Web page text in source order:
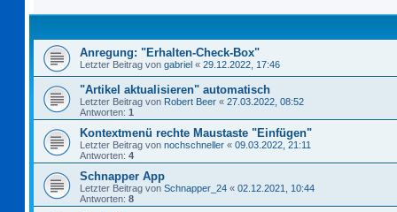
Anregung: "Erhalten-Check-Box"
Letzter Beitrag von gabriel « 29.12.2022, 17:46
"Artikel aktualisieren" automatisch
Letzter Beitrag von Robert Beer « 27.03.2022, 08:52
Antworten: 1
Kontextmenü rechte Maustaste "Einfügen"
Letzter Beitrag von nochschneller « 09.03.2022, 21:11
Antworten: 4
Schnapper App
Letzter Beitrag von Schnapper_24 « 02.12.2021, 10:44
Antworten: 8